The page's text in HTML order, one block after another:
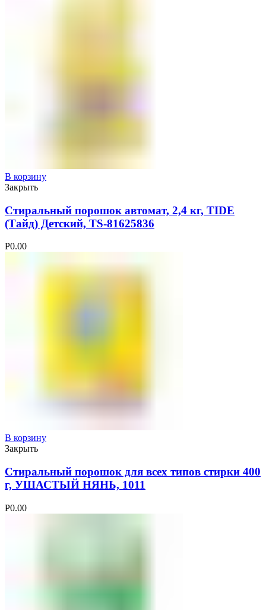
В корзину
Закрыть
Стиральный порошок автомат, 2,4 кг, TIDE
(Тайд) Детский, TS-81625836
Р0.00
В корзину
Закрыть
Стиральный порошок для всех типов стирки 400
г, УШАСТЫЙ НЯНЬ, 1011
Р0.00